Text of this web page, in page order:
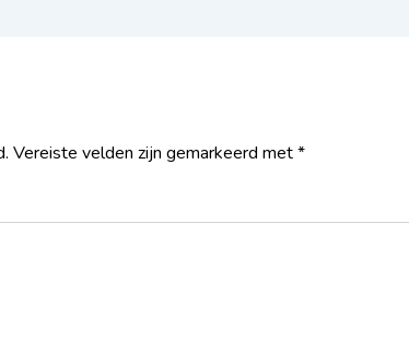
Vereiste velden zijn gemarkeerd met*